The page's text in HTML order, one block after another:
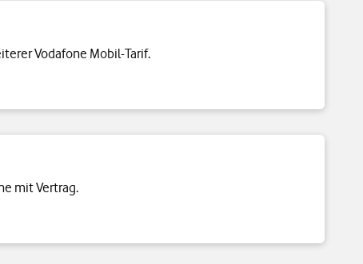
Vodafone Mobil-Tarif.
mit Vertrag.